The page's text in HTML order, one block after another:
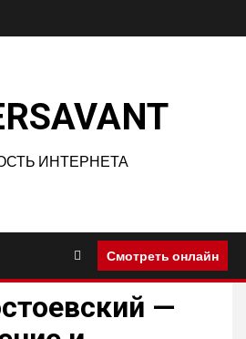
ИНТЕРНЕТА
Смотреть онлайн
—